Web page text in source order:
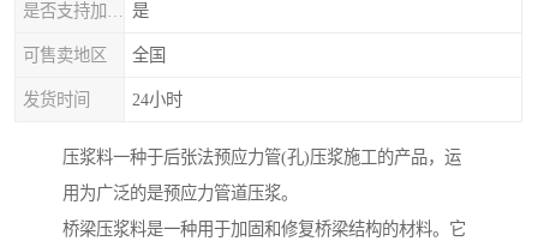
是
可售卖地区 全国
发货时间 24小时
压浆料一种于后张法预应力管(孔)压浆施工的产品，运
用为广泛的是预应力管道压浆。
桥梁压浆料是一种用于加固和修复桥梁结构的材料。它